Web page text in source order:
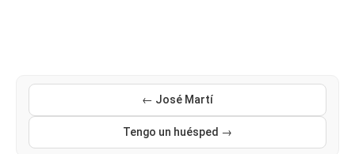
← José Martí
Tengo un huésped →